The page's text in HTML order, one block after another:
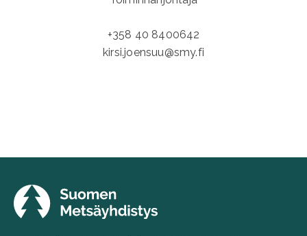
+358 40 8400642
kirsi.joensuu@smy.fi